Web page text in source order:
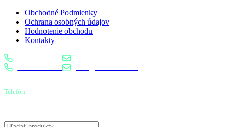
Obchodné Podmienky
Ochrana osobných údajov
Hodnotenie obchodu
Kontakty
0904 400 399
0904 400 399
Telefón